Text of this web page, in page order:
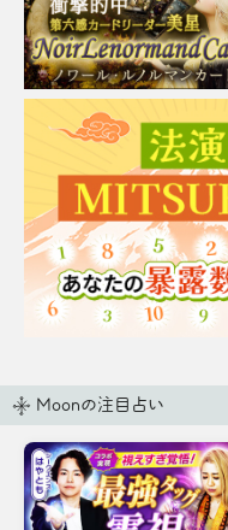
Moonの注目占い